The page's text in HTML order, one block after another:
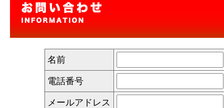
名前
電話番号
メールアドレス